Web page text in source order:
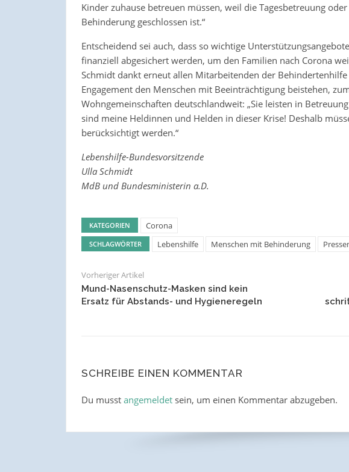
Kinder zuhause betreuen müssen, weil die Tagesbetreuung
Behinderung geschlossen ist.“
Entscheidend sei auch, dass so wichtige
finanziell abgesichert werden, um den Familien nach Corona
Schmidt dankt erneut allen Mitarbeitenden der
Engagement den Menschen mit Beeinträchtigung beistehen,
Wohngemeinschaften deutschlandweit: „Sie leisten in
sind meine Heldinnen und Helden in dieser Krise! Deshalb
berücksichtigt werden.“
Lebenshilfe-Bundesvorsitzende
Ulla Schmidt
MdB und Bundesministerin a.D.
KATEGORIEN Corona
SCHLAGWÖRTER Lebenshilfe Menschen mit Behinderung
Vorheriger Artikel
Mund-Nasenschutz-Masken sind kein
Ersatz für Abstands- und Hygieneregeln
SCHREIBE EINEN KOMMENTAR
Du musst angemeldetsein, um einen Kommentar abzugeben.